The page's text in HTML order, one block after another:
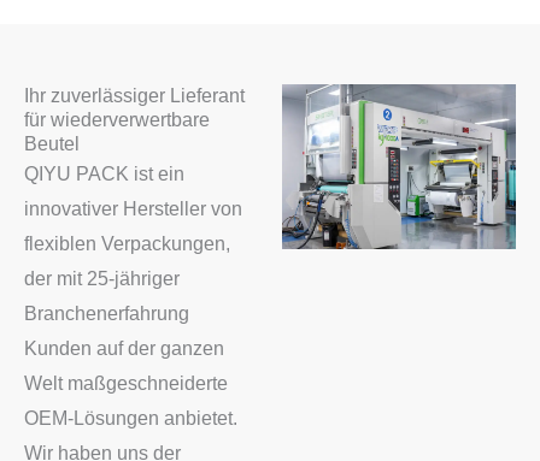
Ihr zuverlässiger Lieferant
für wiederverwertbare
Beutel
QIYU PACK ist ein
innovativer Hersteller von
flexiblen Verpackungen,
der mit 25-jähriger
Branchenerfahrung
Kunden auf der ganzen
Welt maßgeschneiderte
OEM-Lösungen anbietet.
Wir haben uns der